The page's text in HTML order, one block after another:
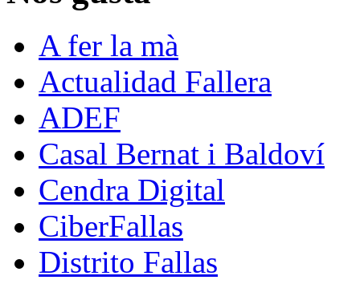
A fer la mà
Actualidad Fallera
ADEF
Casal Bernat i Baldoví
Cendra Digital
CiberFallas
Distrito Fallas